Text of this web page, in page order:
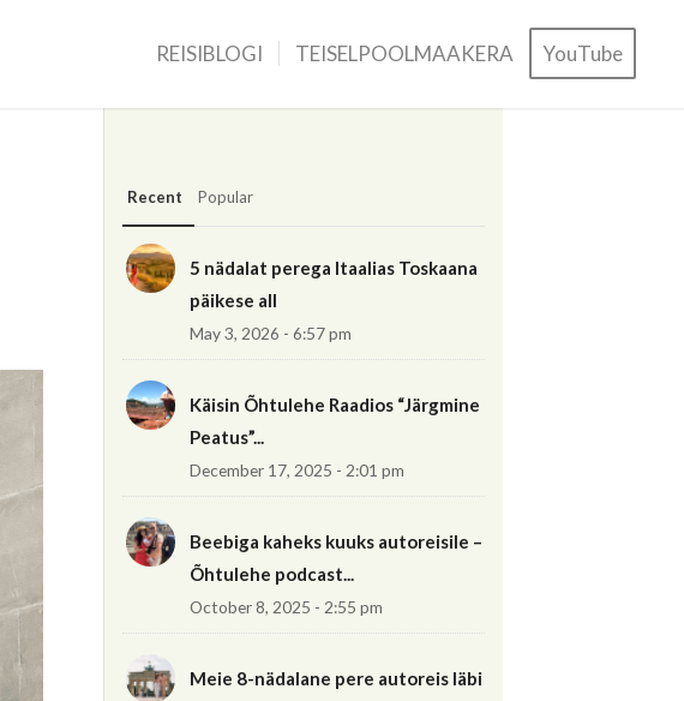
REISIBLOGI TEISELPOOLMAAKERA YouTube
Recent Popular
5 nädalat perega Itaalias Toskaana
päikese all
May 3, 2026 - 6:57 pm
Käisin Õhtulehe Raadios “Järgmine
Peatus”...
December 17, 2025 - 2:01 pm
Beebiga kaheks kuuks autoreisile –
Õhtulehe podcast...
October 8, 2025 - 2:55 pm
Meie 8-nädalane pere autoreis läbi